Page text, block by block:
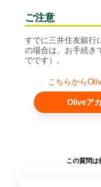
ご注意
すでに三井住友銀行
の場合は、お手続き
でです）。
こちらから
Oliveア
この質問は